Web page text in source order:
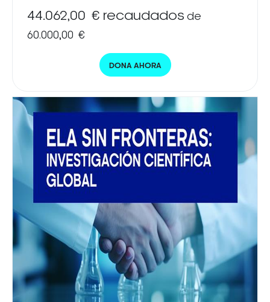
44.062,00 € recaudados de
60.000,00 €
DONA AHORA